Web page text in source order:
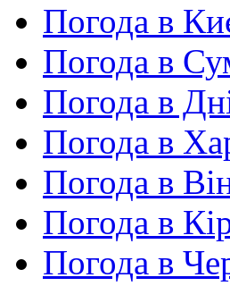
Погода в
Погода в
Погода в
Погода в
Погода в
Погода в
Погода в